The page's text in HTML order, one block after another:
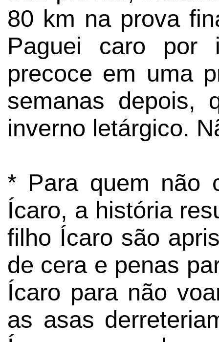
80 km na prova
Paguei caro por
precoce em uma
semanas depois,
inverno letárgico.
* Para quem não
Ícaro, a história
filho Ícaro são
de cera e penas
Ícaro para não
as asas